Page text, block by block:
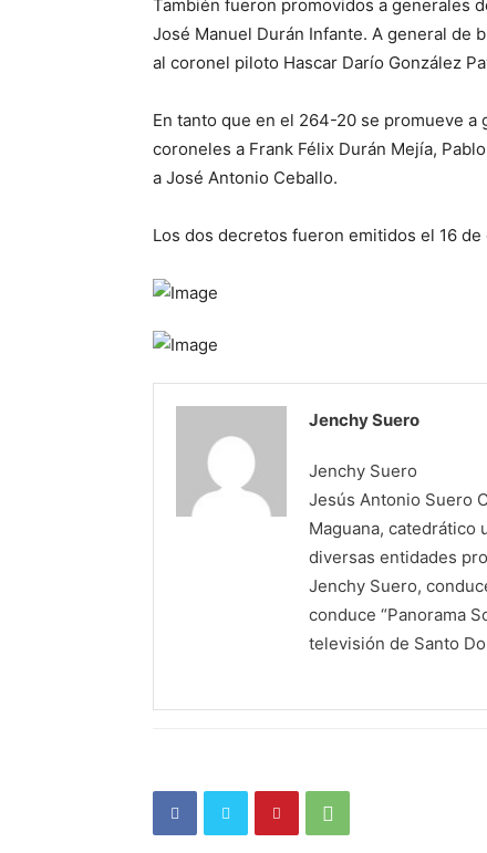
También fueron promovidos a generales
José Manuel Durán Infante. A general de
al coronel piloto Hascar Darío González
En tanto que en el 264-20 se promueve a
coroneles a Frank Félix Durán Mejía,
a José Antonio Ceballo.
Los dos decretos fueron emitidos el 16
Jenchy Suero
Jenchy Suero
Jesús Antonio Suero
Maguana, catedrático
diversas entidades
Jenchy Suero,
conduce “Panorama
televisión de Santo